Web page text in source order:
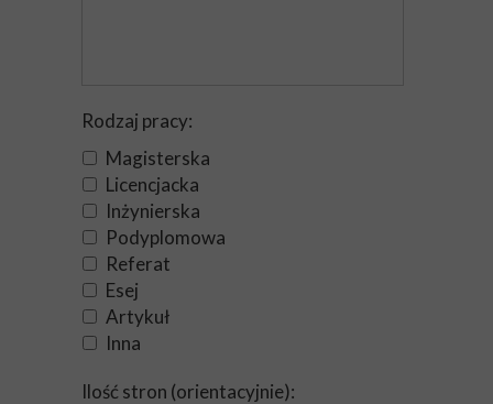
Rodzaj pracy:
Magisterska
Licencjacka
Inżynierska
Podyplomowa
Referat
Esej
Artykuł
Inna
Ilość stron (orientacyjnie):